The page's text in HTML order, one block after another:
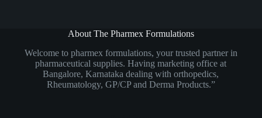
About The Pharmex Formulations
Welcome to pharmex formulations, your trusted partner in
pharmaceutical supplies. Having marketing office at
Bangalore, Karnataka dealing with orthopedics,
Rheumatology, GP/CP and Derma Products.”